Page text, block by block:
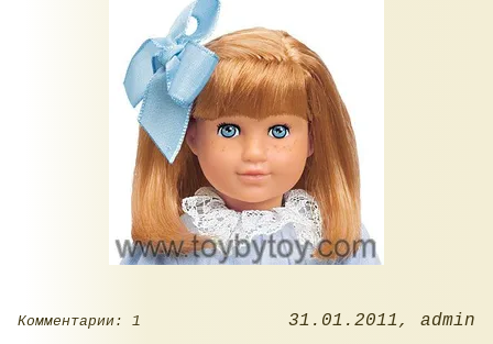
Комментарии: 1 31.01.2011 admin